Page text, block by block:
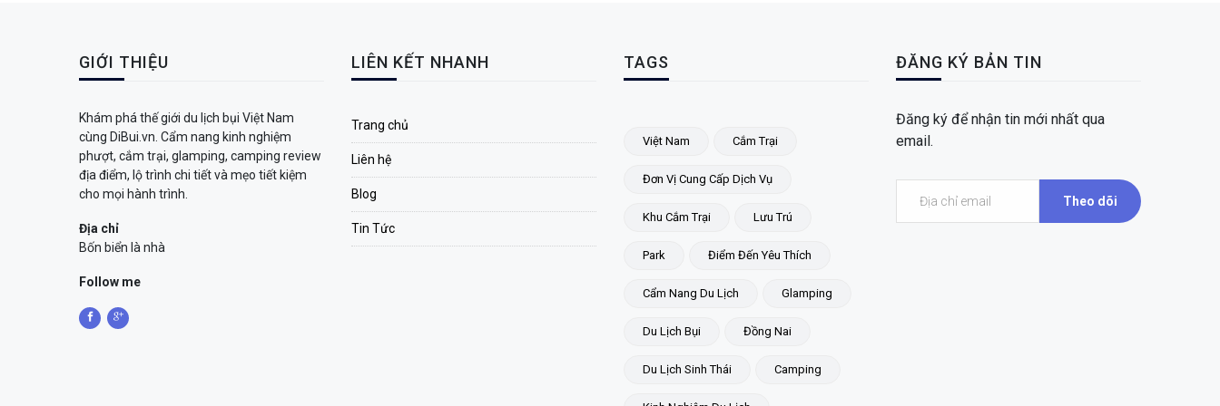
GIỚI THIỆU
Khám phá thế giới du lịch bụi Việt Nam
cùng DiBui.vn. Cẩm nang kinh nghiệm
phượt, cắm trại, glamping, camping review
địa điểm, lộ trình chi tiết và mẹo tiết kiệm
cho mọi hành trình.
Địa chỉ
Bốn biển là nhà
Follow me
LIÊN KẾT NHANH
Trang chủ
Liên hệ
Blog
Tin Tức
TAGS
Việt Nam Cắm Trại
Đơn Vị Cung Cấp Dịch Vụ
Khu Cắm Trại Lưu Trú
Park Điểm Đến Yêu Thích
Cẩm Nang Du Lịch Glamping
Du Lịch Bụi Đồng Nai
Du Lịch Sinh Thái Camping
ĐĂNG KÝ BẢN TIN
Đăng ký để nhận tin mới nhất qua
email.
Theo dõi